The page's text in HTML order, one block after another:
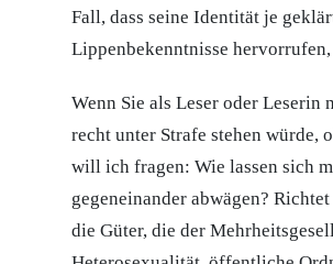
Fall, dass seine Identität je
Lippenbekenntnisse
Wenn Sie als Leser oder Leserin
recht unter Strafe stehen würde,
will ich fragen: Wie lassen sich
gegeneinander abwägen?
die Güter, die der